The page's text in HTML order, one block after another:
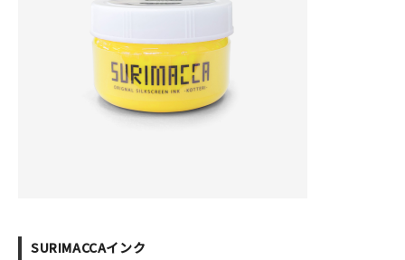
SURIMACCAインク